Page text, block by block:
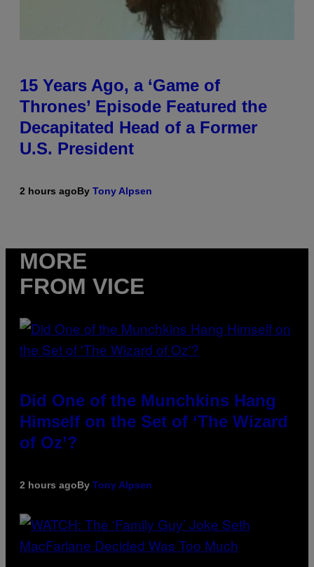
15 Years Ago, a ‘Game of
Thrones’ Episode Featured the
Decapitated Head of a Former
U.S. President
2 hours agoBy Tony Alpsen
MORE
FROM VICE
Did One of the Munchkins Hang
Himself on the Set of ‘The Wizard
of Oz’?
2 hours agoBy Tony Alpsen